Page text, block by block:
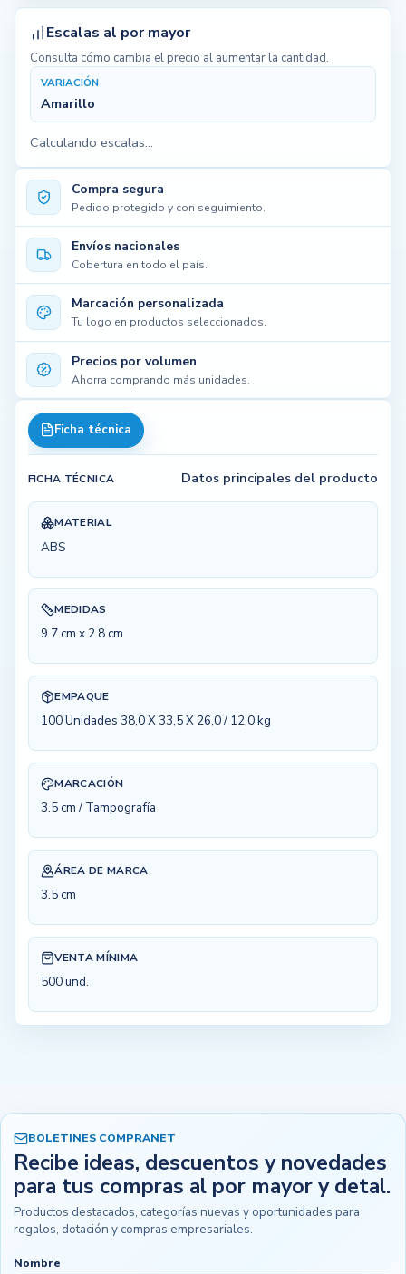
Compra segura
Pedido protegido y con seguimiento.
Envíos nacionales
Cobertura en todo el país.
Marcación personalizada
Tu logo en productos seleccionados.
Precios por volumen
Ahorra comprando más unidades.
Ficha técnica
FICHA TÉCNICA Datos principales del producto
MATERIAL
ABS
MEDIDAS
9.7 cm x 2.8 cm
EMPAQUE
100 Unidades 38,0 X 33,5 X 26,0 / 12,0 kg
MARCACIÓN
3.5 cm / Tampografía
ÁREA DE MARCA
3.5 cm
VENTA MÍNIMA
500 und.
Escalas al por mayor
Consulta cómo cambia el precio al aumentar la cantidad.
VARIACIÓN
Amarillo
Calculando escalas...
BOLETINES COMPRANET
Recibe ideas, descuentos y novedades
para tus compras al por mayor y detal.
Productos destacados, categorías nuevas y oportunidades para
regalos, dotación y compras empresariales.
Nombre